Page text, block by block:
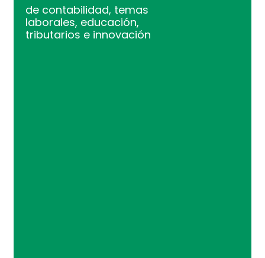
de contabilidad, temas
laborales, educación,
tributarios e innovación